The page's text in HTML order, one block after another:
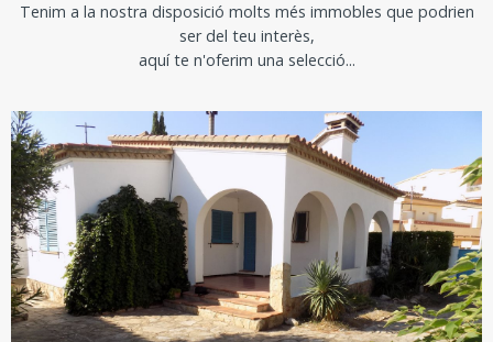
Tenim a la nostra disposició molts més immobles que podrien
ser del teu interès,
aquí te n'oferim una selecció...